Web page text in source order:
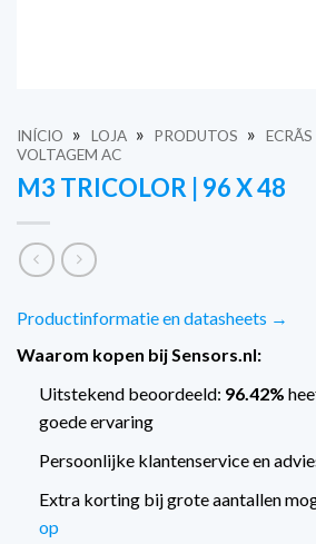
INÍCIO » LOJA » PRODUTOS » ECRÃS
VOLTAGEM AC
M3 TRICOLOR | 96 X 48
Productinformatie en datasheets →
Waarom kopen bij Sensors.nl:
Uitstekend beoordeeld: 96.42%
goede ervaring
Persoonlijke klantenservice en
Extra korting bij grote aantallen
op